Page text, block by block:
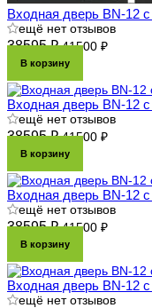
Входная дверь BN-12
ещё нет отзывов
38595 ₽ 41500 ₽
В корзину
Входная дверь BN-12
ещё нет отзывов
38595 ₽ 41500 ₽
В корзину
Входная дверь BN-12
ещё нет отзывов
38595 ₽ 41500 ₽
В корзину
Входная дверь BN-12
ещё нет отзывов